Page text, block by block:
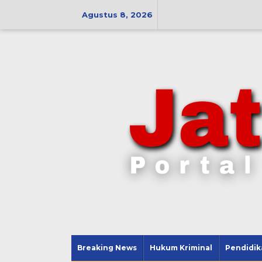
Agustus 8, 2026
Breaking News Hukum Kriminal